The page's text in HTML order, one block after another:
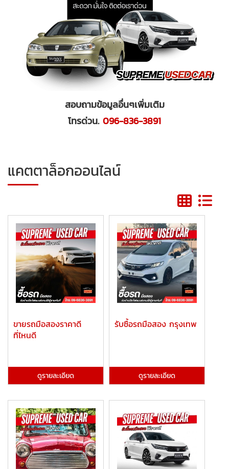
สอบถามข้อมูลอื่นๆเพิ่มเติม
โทรด่วน. 096-836-3891
แคตตาล็อกออนไลน์
ขายรถมือสองราคาดี
ที่ไหนดี
ดูรายละเอียด
รับซื้อรถมือสอง กรุงเทพ
ดูรายละเอียด